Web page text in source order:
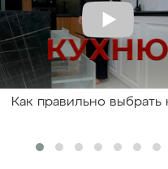
Как правильно выбрать